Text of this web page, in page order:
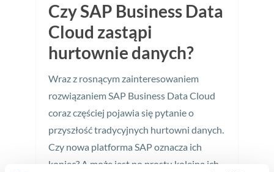
Czy SAP Business Data
Cloud zastąpi
hurtownie danych?
Wraz z rosnącym zainteresowaniem
rozwiązaniem SAP Business Data Cloud
coraz częściej pojawia się pytanie o
przyszłość tradycyjnych hurtowni danych.
Czy nowa platforma SAP oznacza ich
koniec? A może jest po prostu kolejną ich